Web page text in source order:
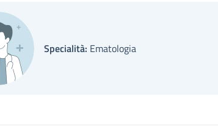
Specialità: Ematologia